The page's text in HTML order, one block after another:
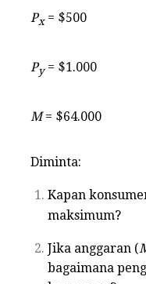
Px= $500
Py= $1.000
M= $64.000
Diminta:
Kapan
maksimum?
Jika anggaran (
bagaimana